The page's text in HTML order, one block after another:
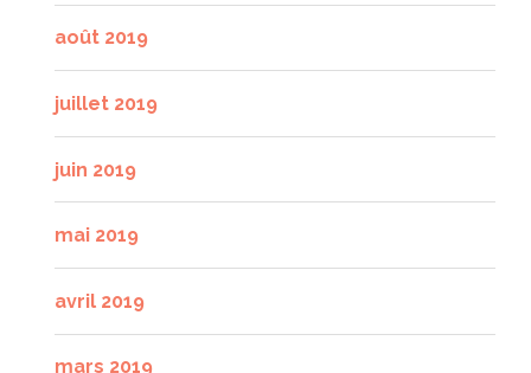
août 2019
juillet 2019
juin 2019
mai 2019
avril 2019
mars 2019